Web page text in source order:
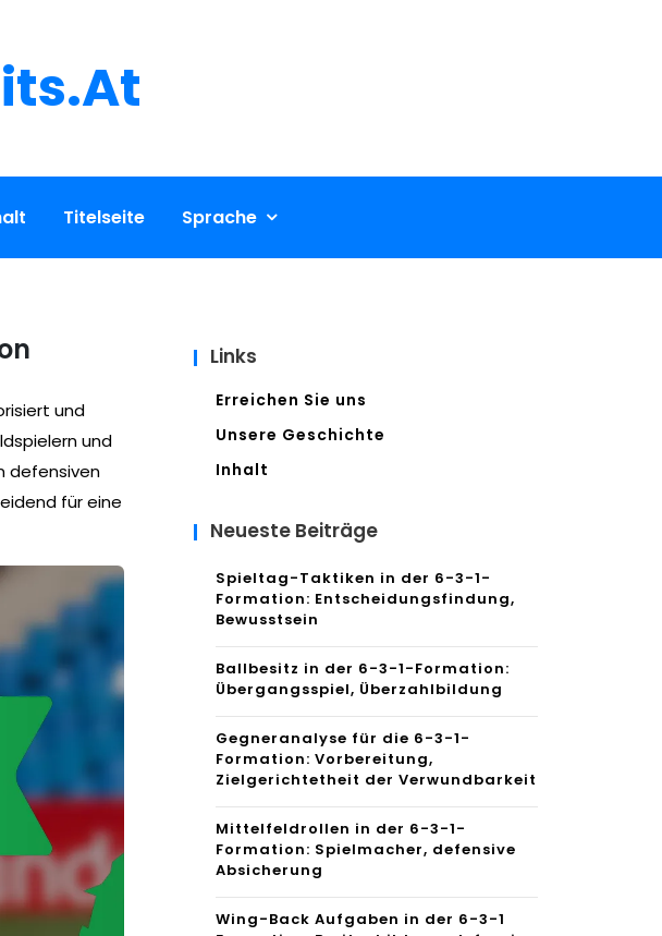
Titelseite Sprache
und
und
defensiven
für eine
Links
Erreichen Sie uns
Unsere Geschichte
Inhalt
Neueste Beiträge
Spieltag-Taktiken in der 6-3-1-
Formation: Entscheidungsfindung,
Bewusstsein
Ballbesitz in der 6-3-1-Formation:
Übergangsspiel, Überzahlbildung
Gegneranalyse für die 6-3-1-
Formation: Vorbereitung,
Zielgerichtetheit der Verwundbarkeit
Mittelfeldrollen in der 6-3-1-
Formation: Spielmacher, defensive
Absicherung
Wing-Back Aufgaben in der 6-3-1